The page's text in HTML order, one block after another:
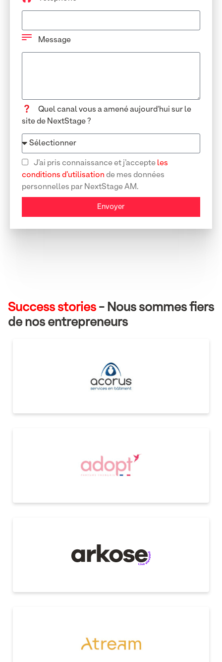
Message
Quel canal vous a amené aujourd'hui sur le
site de NextStage ?
J’ai pris connaissance et j’accepte les
conditions d’utilisation de mes données
personnelles par NextStage AM.
Envoyer
Success stories- Nous sommes fiers
de nos entrepreneurs